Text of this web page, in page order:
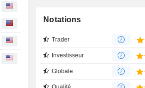
Notations
Trader
Investisseur
Globale